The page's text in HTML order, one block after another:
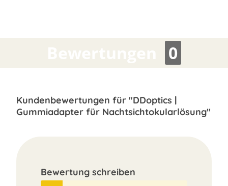
0
Kundenbewertungen für "DDoptics |
Gummiadapter für Nachtsichtokularlösung"
Bewertung schreiben